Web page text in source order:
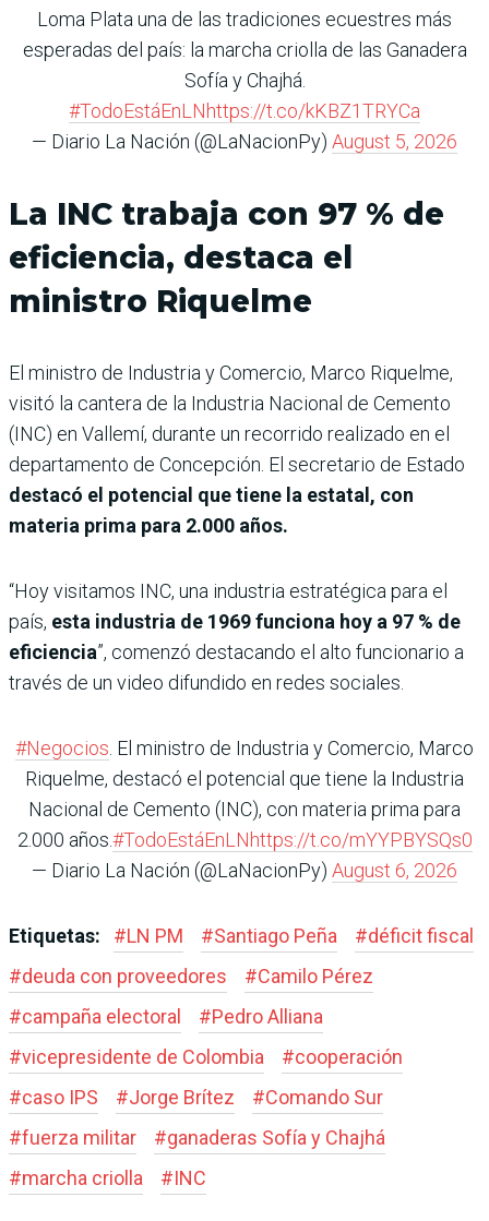
Loma Plata una de las tradiciones ecuestres más
esperadas del país: la marcha criolla de las Ganadera
Sofía y Chajhá.
#TodoEstáEnLNhttps://t.co/kKBZ1TRYCa
— Diario La Nación (@LaNacionPy) August 5, 2026
La INC trabaja con 97 % de
eficiencia, destaca el
ministro Riquelme
El ministro de Industria y Comercio, Marco Riquelme,
visitó la cantera de la Industria Nacional de Cemento
(INC) en Vallemí, durante un recorrido realizado en el
departamento de Concepción. El secretario de Estado
destacó el potencial que tiene la estatal, con
materia prima para 2.000 años.
“Hoy visitamos INC, una industria estratégica para el
país, esta industria de 1969 funciona hoy a 97 % de
eficiencia”, comenzó destacando el alto funcionario a
través de un video difundido en redes sociales.
#Negocios . El ministro de Industria y Comercio, Marco
Riquelme, destacó el potencial que tiene la Industria
Nacional de Cemento (INC), con materia prima para
2.000 años.#TodoEstáEnLNhttps://t.co/mYYPBYSQs0
— Diario La Nación (@LaNacionPy) August 6, 2026
Etiquetas: #LN PM #Santiago Peña #déficit fiscal
#deuda con proveedores #Camilo Pérez
#campaña electoral #Pedro Alliana
#vicepresidente de Colombia #cooperación
#caso IPS #Jorge Brítez #Comando Sur
#fuerza militar #ganaderas Sofía y Chajhá
#marcha criolla #INC